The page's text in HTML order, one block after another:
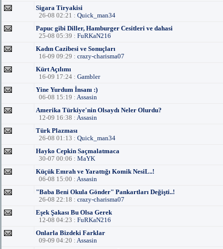
Sigara Tiryakisi
26-08 02:21 : Quick_man34
Papuc gibi Diller, Hamburger Cesitleri ve dahasi
25-08 05:39 : FuRKaN216
Kadın Cazibesi ve Sonuçları
16-09 09:29 : crazy-charisma07
Kürt Açılımı
16-09 17:24 : Gambler
Yine Yurdum İnsanı :)
06-08 15:19 : Assasin
Amerika Türkiye'nin Olsaydı Neler Olurdu?
12-09 16:38 : Assasin
Türk Plazması
26-08 01:13 : Quick_man34
Hayko Cepkin Saçmalatmaca
30-07 00:06 : MaYK
Küçük Emrah ve Yarattığı Komik NesiL..!
06-08 15:00 : Assasin
"Baba Beni Okula Gönder" Pankartları Değişti..!
26-08 22:18 : crazy-charisma07
Eşek Şakası Bu Olsa Gerek
12-08 04:23 : FuRKaN216
Onlarla Bizdeki Farklar
09-09 04:20 : Assasin